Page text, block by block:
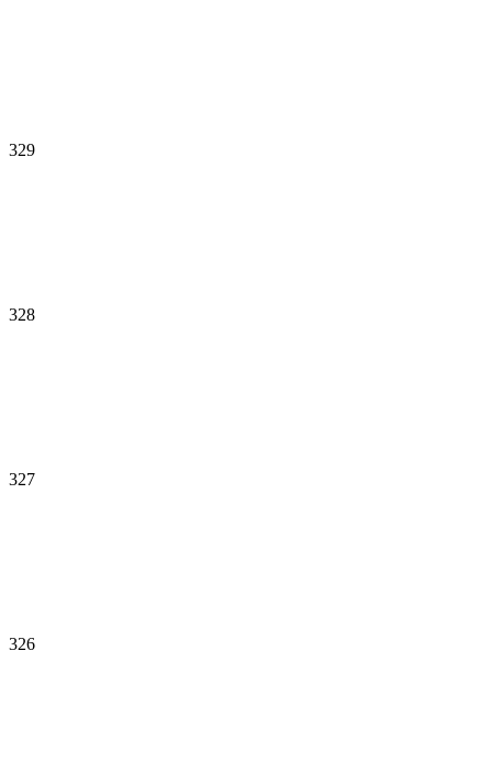
329
328
327
326